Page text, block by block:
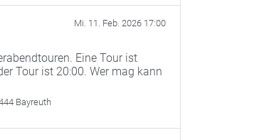
Mi. 11. Feb. 2026 17:00
Eine Tour ist
Tour ist 20:00. Wer mag kann
Bayreuth